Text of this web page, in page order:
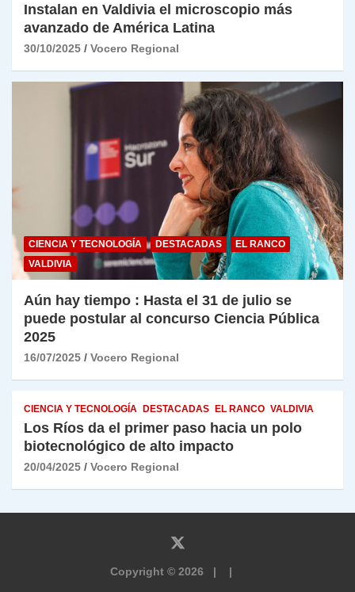
Instalan en Valdivia el microscopio más
avanzado de América Latina
30/10/2025 Vocero Regional
CIENCIA Y TECNOLOGÍA DESTACADAS
EL RANCO
VALDIVIA
Aún hay tiempo : Hasta el 31 de julio se
puede postular al concurso Ciencia Pública
2025
16/07/2025 Vocero Regional
CIENCIA Y TECNOLOGÍA DESTACADAS EL RANCO VALDIVIA
Los Ríos da el primer paso hacia un polo
biotecnológico de alto impacto
20/04/2025 Vocero Regional
Copyright © 2026